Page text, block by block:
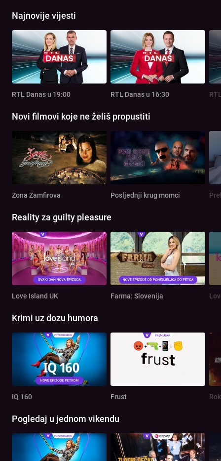
Najnovije vijesti
RTL Danas u 19:00 RTL Danas u 16:30
Novi filmovi koje ne želiš propustiti
Zona Zamfirova Posljednji krug momci
Reality za guilty pleasure
Love Island UK Farma: Slovenija
Krimi uz dozu humora
IQ 160 Frust
Pogledaj u jednom vikendu